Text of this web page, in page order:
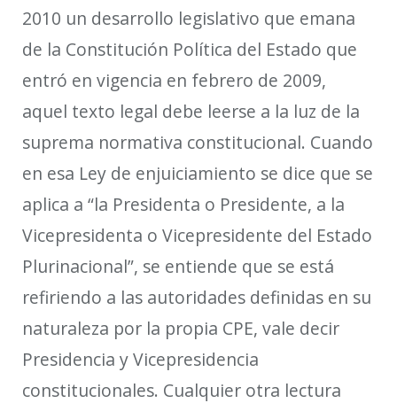
2010 un desarrollo legislativo que emana
de la Constitución Política del Estado que
entró en vigencia en febrero de 2009,
aquel texto legal debe leerse a la luz de la
suprema normativa constitucional. Cuando
en esa Ley de enjuiciamiento se dice que se
aplica a “la Presidenta o Presidente, a la
Vicepresidenta o Vicepresidente del Estado
Plurinacional”, se entiende que se está
refiriendo a las autoridades definidas en su
naturaleza por la propia CPE, vale decir
Presidencia y Vicepresidencia
constitucionales. Cualquier otra lectura